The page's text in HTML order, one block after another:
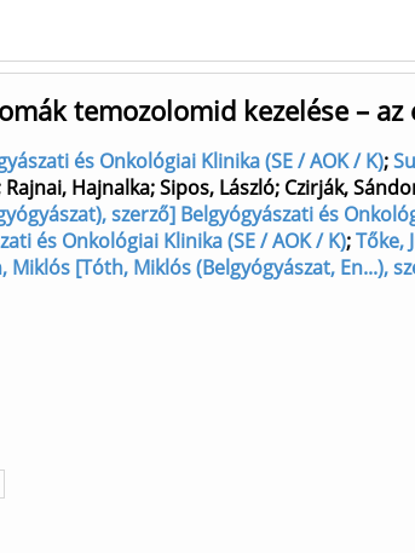
temozolomid kezelése –
és Onkológiai Klinika (SE / AOK / K);
Rajnai, Hajnalka;Sipos, László; Czirják,
szerző] Belgyógyászati és
és Onkológiai Klinika (SE / AOK / K);Tőke,
Miklós [Tóth, Miklós (Belgyógyászat, En...),